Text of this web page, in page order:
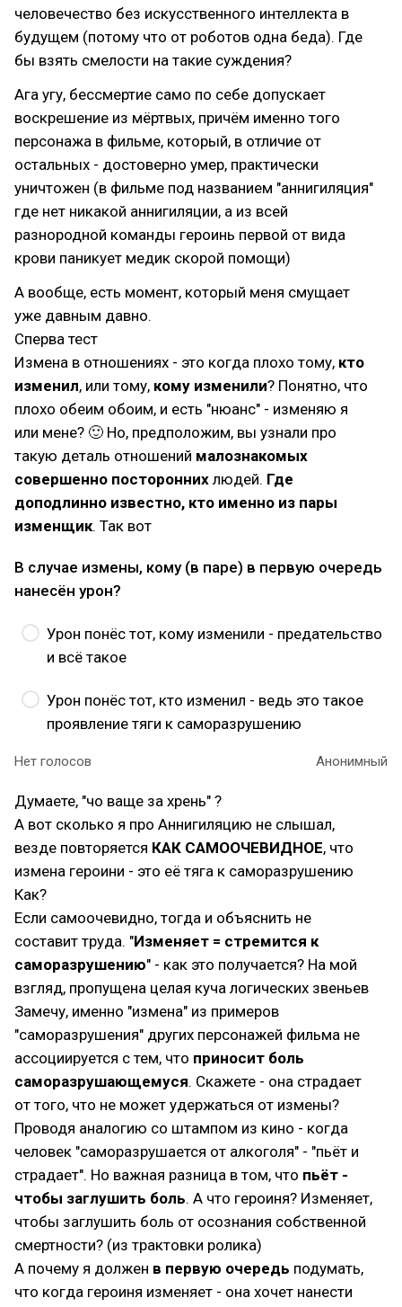
человечество без искусственного интеллекта в
будущем (потому что от роботов одна беда). Где
бы взять смелости на такие суждения?
Ага угу, бессмертие само по себе допускает
воскрешение из мёртвых, причём именно того
персонажа в фильме, который, в отличие от
остальных - достоверно умер, практически
уничтожен (в фильме под названием "аннигиляция"
где нет никакой аннигиляции, а из всей
разнородной команды героинь первой от вида
крови паникует медик скорой помощи)
А вообще, есть момент, который меня смущает
уже давным давно.
Сперва тест
Измена в отношениях - это когда плохо тому, кто
изменил, или тому, кому изменили? Понятно, что
плохо обеим обоим, и есть "нюанс" - изменяю я
или мене? 🙂 Но, предположим, вы узнали про
такую деталь отношений малознакомых
совершенно посторонних людей. Где
доподлинно известно, кто именно из пары
изменщик. Так вот
В случае измены, кому (в паре) в первую очередь
нанесён урон?
Урон понёс тот, кому изменили - предательство
и всё такое
Урон понёс тот, кто изменил - ведь это такое
проявление тяги к саморазрушению
Нет голосов Анонимный
Думаете, "чо ваще за хрень" ?
А вот сколько я про Аннигиляцию не слышал,
везде повторяется КАК САМООЧЕВИДНОЕ, что
измена героини - это её тяга к саморазрушению
Как?
Если самоочевидно, тогда и объяснить не
составит труда. "Изменяет = стремится к
саморазрушению" - как это получается? На мой
взгляд, пропущена целая куча логических звеньев
Замечу, именно "измена" из примеров
"саморазрушения" других персонажей фильма не
ассоциируется с тем, что приносит боль
саморазрушающемуся. Скажете - она страдает
от того, что не может удержаться от измены?
Проводя аналогию со штампом из кино - когда
человек "саморазрушается от алкоголя" - "пьёт и
страдает". Но важная разница в том, что пьёт -
чтобы заглушить боль. А что героиня? Изменяет,
чтобы заглушить боль от осознания собственной
смертности? (из трактовки ролика)
А почему я должен в первую очередь подумать,
что когда героиня изменяет - она хочет нанести